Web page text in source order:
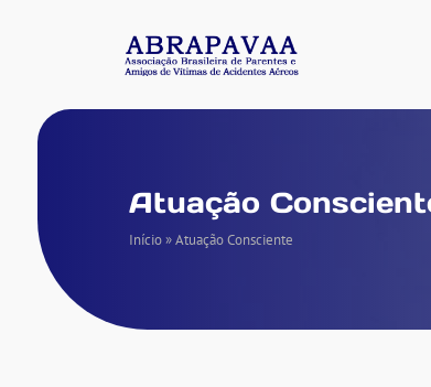
Atuação
Início»Atuação Consciente